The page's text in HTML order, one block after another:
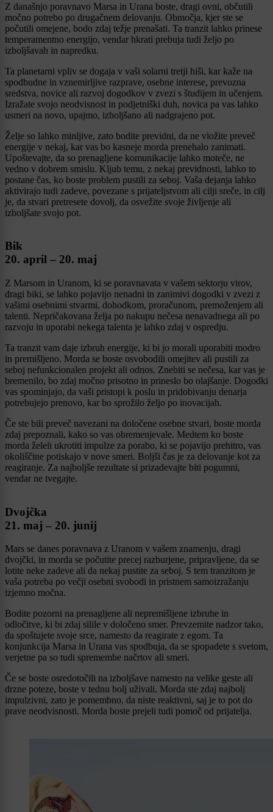
Z današnjo poravnavo Marsa in Urana boste, dragi ovni, občutili
močno potrebo po drugačnem delovanju. Območja, kjer ste se
počutili omejene, bodo zdaj težje prenašati. Ta tranzit lahko prinese
temperamentno energijo, vendar hkrati prebuja tudi željo po
izboljšavah in napredku.
Ta planetarni vpliv se dogaja v vaši solarni tretji hiši, kar kaže na
spodbudne in vznemirljive razprave, osebne interese, prevozna
sredstva, novice ali razvoj dogodkov v zvezi s študijem in učenjem.
Izražate svojo neodvisnost in podjetniški duh, novica pa vas lahko
usmeri na novo, upajmo, izboljšano ali nadgrajeno pot.
Želje so lahko minljive, zato bodite previdni, da ne vložite preveč
energije v nekaj, kar vas bo kasneje morda prenehalo zanimati.
Upoštevajte, da so prenagljene komunikacije lahko moteče, ne
vedno v dobrem smislu. Kljub temu, z nekaj previdnosti, lahko to
postane čas, ko boste problem pustili za seboj. Vaša dejanja lahko
aktivirajo tudi zadeve, povezane s prijateljstvom ali cilji sreče, in cilj
je, da stvari pretresete dovolj, da osvežite svoje življenje ali
izboljšate svojo pot.
Bik
20. april – 20. maj
Z Marsom in Uranom, ki se poravnavata v vašem sektorju virov,
dragi biki, se lahko pojavijo nenadni in zanimivi dogodki v zvezi z
vašimi osebnimi stvarmi, dohodkom, proračunom, premoženjem ali
talenti. Nepričakovana želja po nakupu nečesa nenavadnega ali po
razvoju in uporabi nekega talenta je lahko zdaj v ospredju.
Ta tranzit vam daje izbruh energije, ki bi jo morali uporabiti modro
in premišljeno. Morda se boste osvobodili omejitev ali pustili za
seboj nefunkcionalen projekt ali odnos. Znebiti se nečesa, kar vas je
bremenilo, bo zdaj močno prisotno in prineslo bo olajšanje. Dogodki
vas spominjajo, da vaši pristopi k poslu in pridobivanju denarja
potrebujejo prenovo, kar bo sprožilo željo po inovacijah.
Če ste bili preveč navezani na določene osebne stvari, boste morda
zdaj prepoznali, kako so vas obremenjevale. Medtem ko boste
morda želeli ukrotiti impulze za porabo, ki se pojavijo prehitro, vas
okoliščine potiskajo v nove smeri. Boljši čas je za delovanje kot za
reagiranje. Za najboljše rezultate si prizadevajte biti pogumni,
vendar ne tvegajte.
Dvojčka
21. maj – 20. junij
Mars se danes poravnava z Uranom v vašem znamenju, dragi
dvojčki, in morda se počutite precej razburjene, pripravljene, da se
lotite neke zadeve ali da nekaj pustite za seboj. S tem tranzitom je
vaša potreba po večji osebni svobodi in pristnem samoizražanju
izjemno močna.
Bodite pozorni na prenagljene ali nepremišljene izbruhe in
odločitve, ki bi zdaj silile v določeno smer. Prevzemite nadzor tako,
da spoštujete svoje srce, namesto da reagirate z egom. Ta
konjunkcija Marsa in Urana vas spodbuja, da se spopadete s svetom,
verjetne pa so tudi spremembe načrtov ali smeri.
Če se boste osredotočili na izboljšave namesto na velike geste ali
drzne poteze, boste v tednu bolj uživali. Morda ste zdaj najbolj
impulzivni, zato je pomembno, da niste reaktivni, saj je to pot do
prave neodvisnosti. Morda boste prejeli tudi pomoč od prijatelja.